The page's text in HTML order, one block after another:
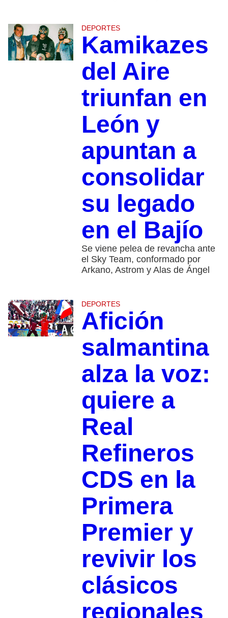
DEPORTES
Kamikazes
del Aire
triunfan en
León y
apuntan a
consolidar
su legado
en el Bajío
Se viene pelea de revancha ante
el Sky Team, conformado por
Arkano, Astrom y Alas de Ángel
DEPORTES
Afición
salmantina
alza la voz:
quiere a
Real
Refineros
CDS en la
Primera
Premier y
revivir los
clásicos
regionales